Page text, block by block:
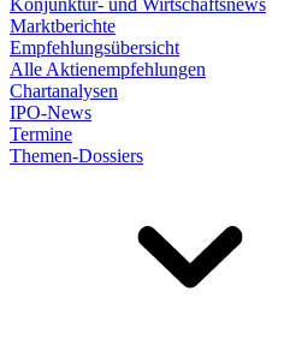
Konjunktur- und Wirtschaftsnews
Marktberichte
Empfehlungsübersicht
Alle Aktienempfehlungen
Chartanalysen
IPO-News
Termine
Themen-Dossiers